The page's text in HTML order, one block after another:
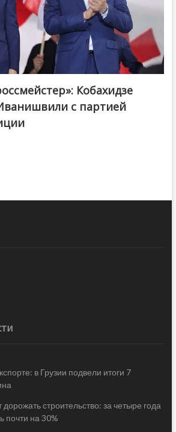
Dream
Кобахидзе
с партией
в Грузии подвели итоги 7
строительство: за четыре года
почти на 30%